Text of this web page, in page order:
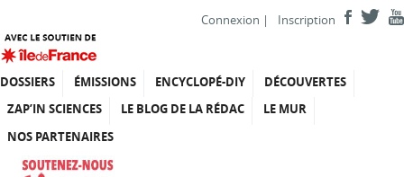
Connexion | Inscription
DOSSIERS ÉMISSIONS ENCYCLOPÉ-DIY
DÉCOUVERTES
ZAP’IN SCIENCES
LE BLOG DE LA RÉDAC
LE MUR
NOS PARTENAIRES